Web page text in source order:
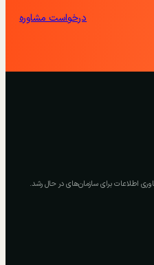
درخواست مشاوره
اطلاعات برای سازمان‌های در حال رشد.